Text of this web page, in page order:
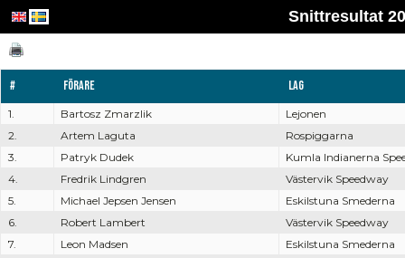
Snittresultat
# Förare Lag
1. Bartosz Zmarzlik
Lejonen
2.
Artem Laguta
Rospiggarna
3.
Patryk Dudek
Kumla Indianerna
4.
Fredrik Lindgren
Västervik Speedway
5.
Michael Jepsen Jensen
Eskilstuna Smederna
6.
Robert Lambert
Västervik Speedway
7.
Leon Madsen
Eskilstuna Smederna